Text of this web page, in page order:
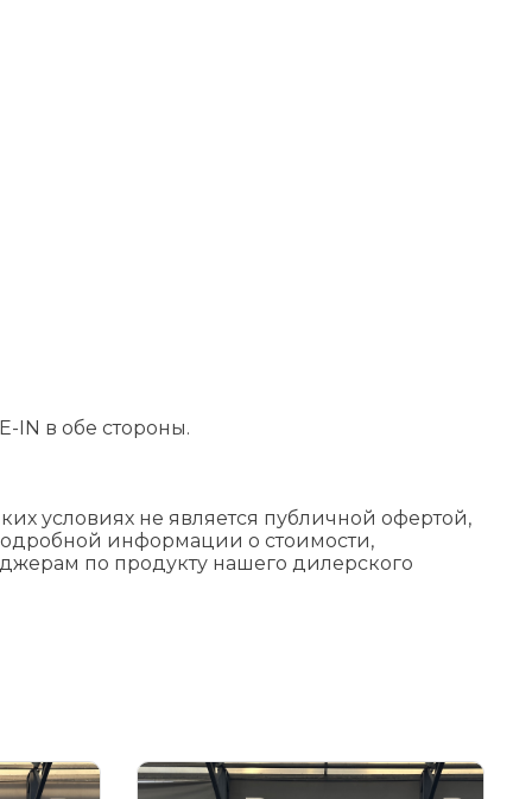
IN в обе стороны.
условиях не является публичной офертой,
информации о стоимости,
по продукту нашего дилерского